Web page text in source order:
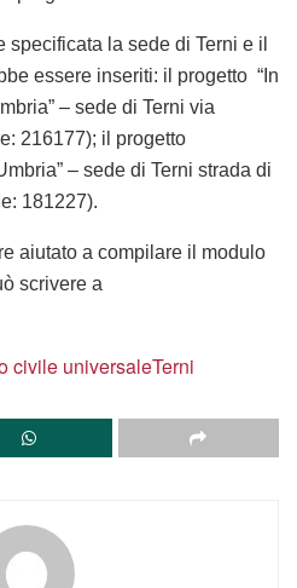
specificata la sede di Terni e il
essere inseriti: il progetto “In
– sede di Terni via
216177); il progetto
– sede di Terni strada di
181227).
aiutato a compilare il modulo
scrivere a
civile universaleTerni